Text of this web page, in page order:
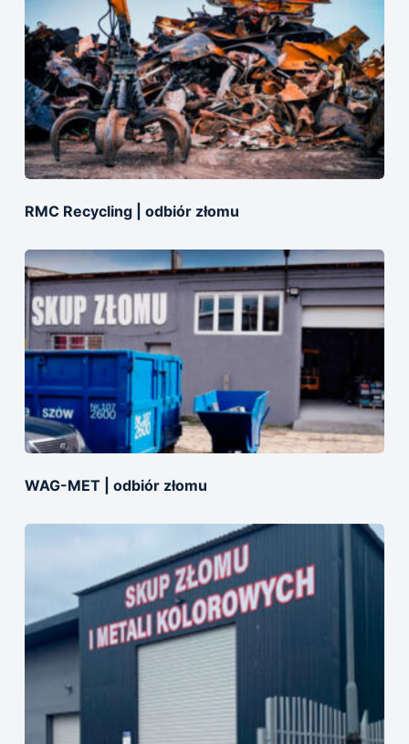
RMC Recycling | odbiór złomu
WAG-MET | оdbiór złomu